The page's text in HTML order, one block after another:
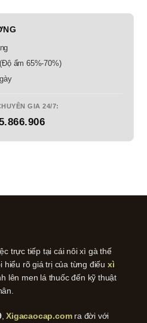
ẩm 65%-70%)
GIA 24/7:
trực tiếp tại cái nôi xì gà thế
hiểu rõ giá trị của từng điếu xì
lên men lá thuốc đến kỹ thuật
,Xigacaocap.comra đời với